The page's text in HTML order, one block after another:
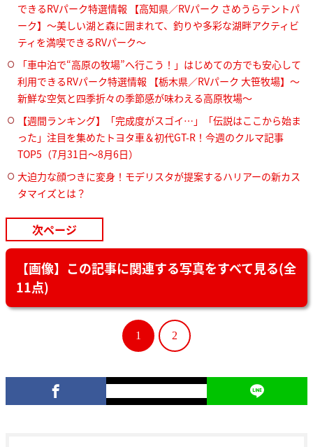
できるRVパーク特選情報 【高知県／RVパーク さめうらテントパ
ーク】～美しい湖と森に囲まれて、釣りや多彩な湖畔アクティビ
ティを満喫できるRVパーク～
「車中泊で“高原の牧場”へ行こう！」はじめての方でも安心して
利用できるRVパーク特選情報 【栃木県／RVパーク 大笹牧場】～
新鮮な空気と四季折々の季節感が味わえる高原牧場～
【週間ランキング】「完成度がスゴイ…」「伝説はここから始ま
った」注目を集めたトヨタ車＆初代GT-R！今週のクルマ記事
TOP5（7月31日〜8月6日）
大迫力な顔つきに変身！モデリスタが提案するハリアーの新カス
タマイズとは？
次ページ
【画像】この記事に関連する写真をすべて見る(全
11点)
1 2